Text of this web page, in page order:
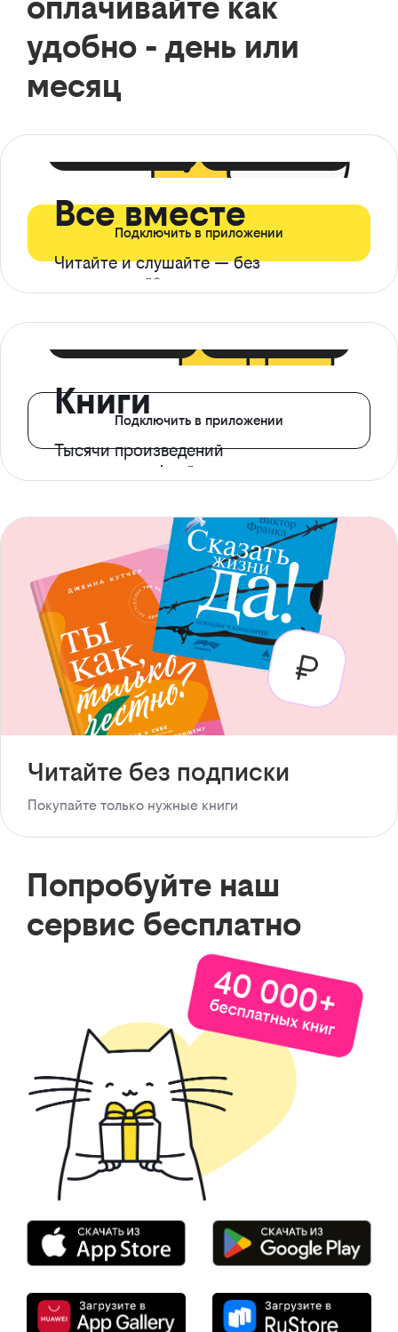
оплачивайте как
удобно - день или
месяц
Все вместе
Читайте и слушайте — без
ограничений*
Подключить в приложении
Книги
Тысячи произведений
с доступом офлайн
Подключить в приложении
Читайте без подписки
Покупайте только нужные книги
Попробуйте наш
сервис бесплатно